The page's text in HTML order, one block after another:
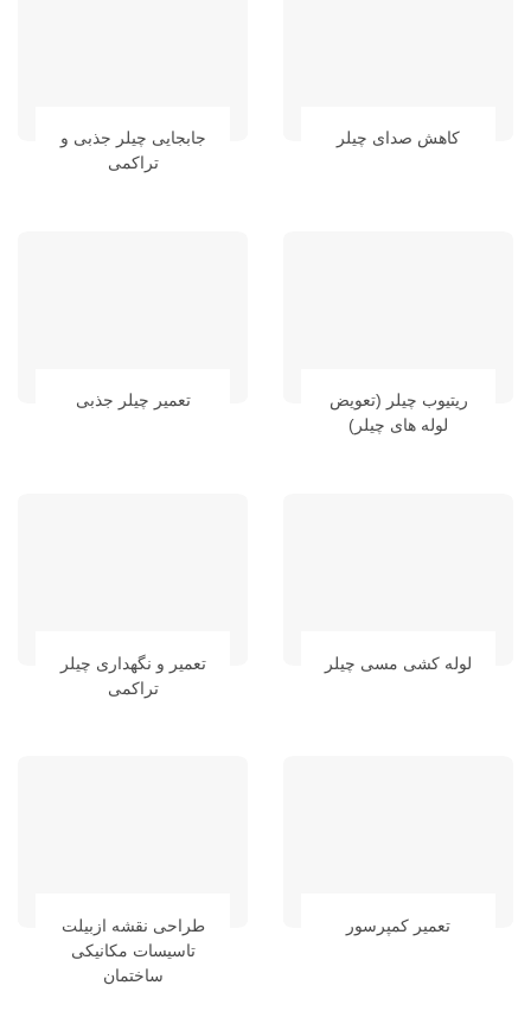
کاهش صدای چیلر
جابجایی چیلر جذبی و
تراکمی
ریتیوب چیلر (تعویض
لوله های چیلر)
تعمیر چیلر جذبی
لوله کشی مسی چیلر
تعمیر و نگهداری چیلر
تراکمی
تعمیر کمپرسور
طراحی نقشه ازبیلت
تاسیسات مکانیکی
ساختمان